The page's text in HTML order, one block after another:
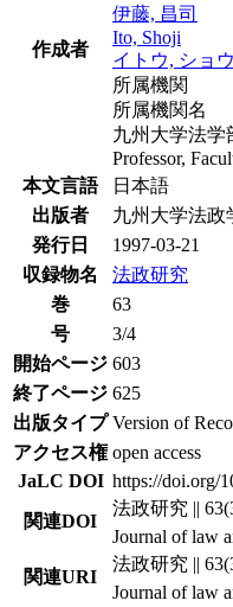
作成者
伊藤, 昌司
Ito, Shoji
イトウ, ショ
所属機関
所属機関名
九州大学法学
Professor,
本文言語
日本語
出版者
九州大学法政
発行日
1997-03-21
収録物名
法政研究
巻
63
号
3/4
開始ページ 603
終了ページ 625
出版タイプ Version of
アクセス権 open access
JaLC DOI https://doi.org/
関連DOI
法政研究 ||
Journal of law
関連URI
法政研究 ||
Journal of law